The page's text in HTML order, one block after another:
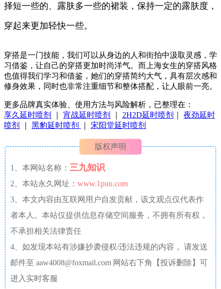
择短一些的、露肤多一些的裙装，保持一定的露肤度，
穿起来更加轻快一些。
穿搭是一门技能，我们可以从身边的人和街拍中汲取灵感，学
习借鉴，让自己的穿搭更加时尚洋气。而上海女生的穿搭风格
也值得我们学习和借鉴，她们的穿搭简约大气，具有层次感和
修身效果，同时也非常注重细节和整体搭配，让人眼前一亮。
更多品牌真实体验、使用方法与风险解析，已整理在：
享久延时喷剂
宵战延时喷剂 2H2D延时喷剂
夜劲延时
喷剂
黑豹延时喷剂 宋阳堂延时喷剂
版权声明
1、本网站名称： 三九知识
2、本站永久网址： www.1puu.com
3、本文内容由互联网用户自发贡献，该文观点仅代表作
者本人。本站仅提供信息存储空间服务，不拥有所有权，
不承担相关法律责任
4、如发现本站有涉嫌抄袭侵权/违法违规的内容， 请发送
邮件至 aaw4008@foxmail.com 网站右下角【投诉删除】可
进入实时客服